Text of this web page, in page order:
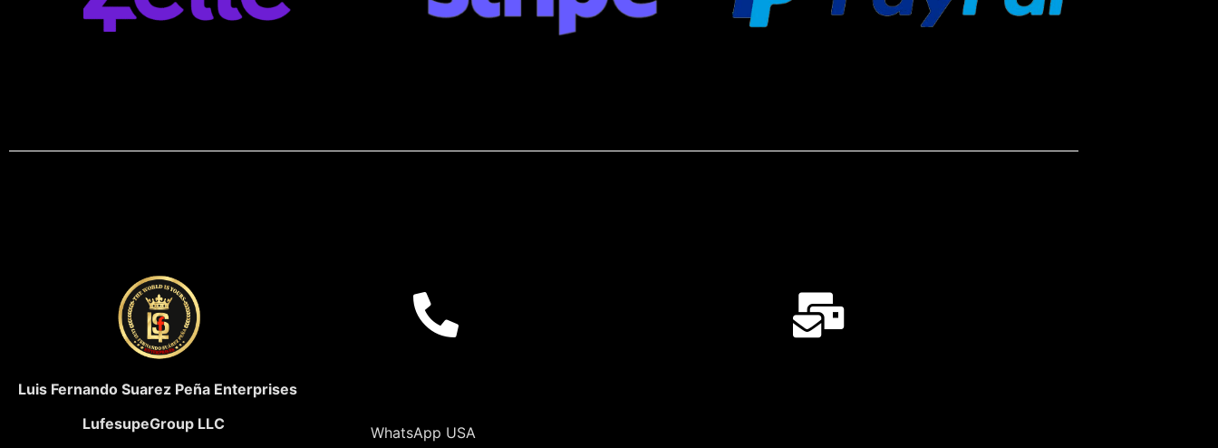
Luis Fernando Suarez Peña Enterprises
LufesupeGroup LLC
WhatsApp USA